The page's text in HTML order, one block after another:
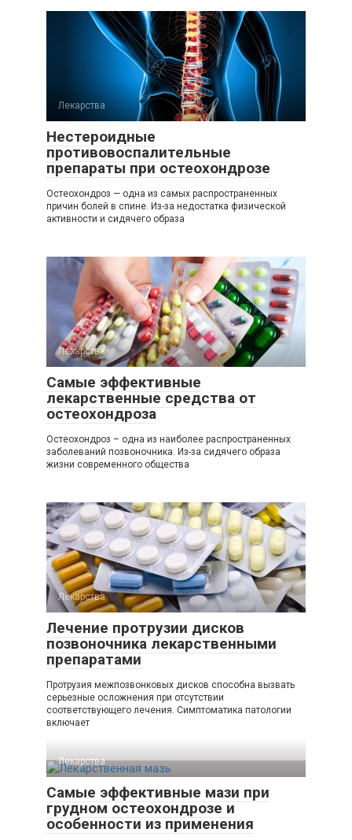
Лекарства
Нестероидные
противовоспалительные
препараты при остеохондрозе
Остеохондроз — одна из самых распространенных
причин болей в спине. Из-за недостатка физической
активности и сидячего образа
Лекарства
Самые эффективные
лекарственные средства от
остеохондроза
Остеохондроз – одна из наиболее распространенных
заболеваний позвоночника. Из-за сидячего образа
жизни современного общества
Лекарства
Лечение протрузии дисков
позвоночника лекарственными
препаратами
Протрузия межпозвонковых дисков способна вызвать
серьезные осложнения при отсутствии
соответствующего лечения. Симптоматика патологии
включает
Лекарства
Самые эффективные мази при
грудном остеохондрозе и
особенности из применения